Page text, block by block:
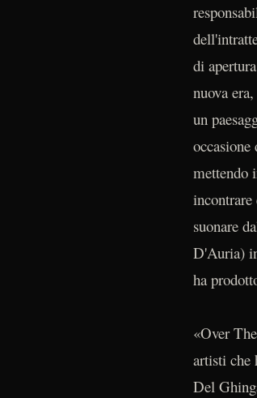
di
nuova
un
mettendo
incontrare
suonare
D'Auria)
ha
«Over
artisti che
Del